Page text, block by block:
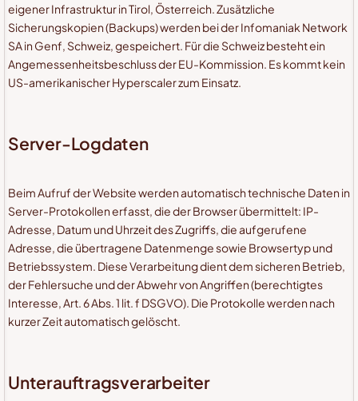
eigener Infrastruktur in Tirol, Österreich. Zusätzliche
Sicherungskopien (Backups) werden bei der Infomaniak Network
SA in Genf, Schweiz, gespeichert. Für die Schweiz besteht ein
Angemessenheitsbeschluss der EU-Kommission. Es kommt kein
US-amerikanischer Hyperscaler zum Einsatz.
Server-Logdaten
Beim Aufruf der Website werden automatisch technische Daten in
Server-Protokollen erfasst, die der Browser übermittelt: IP-
Adresse, Datum und Uhrzeit des Zugriffs, die aufgerufene
Adresse, die übertragene Datenmenge sowie Browsertyp und
Betriebssystem. Diese Verarbeitung dient dem sicheren Betrieb,
der Fehlersuche und der Abwehr von Angriffen (berechtigtes
Interesse, Art. 6 Abs. 1 lit. f DSGVO). Die Protokolle werden nach
kurzer Zeit automatisch gelöscht.
Unterauftragsverarbeiter